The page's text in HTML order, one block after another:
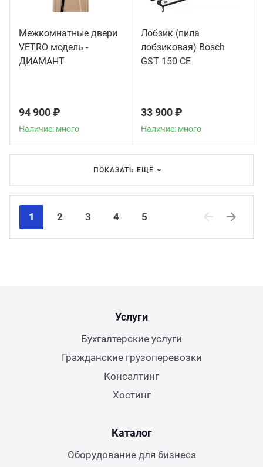
Межкомнатные двери
VETRO модель -
ДИАМАНТ
94 900 ₽
Наличие: много
Лобзик (пила
лобзиковая) Bosch
GST 150 CE
33 900 ₽
Наличие: много
ПОКАЗАТЬ ЕЩЁ
1 2 3 4
5
Услуги
Бухгалтерские услуги
Гражданские грузоперевозки
Консалтинг
Хостинг
Каталог
Оборудование для бизнеса